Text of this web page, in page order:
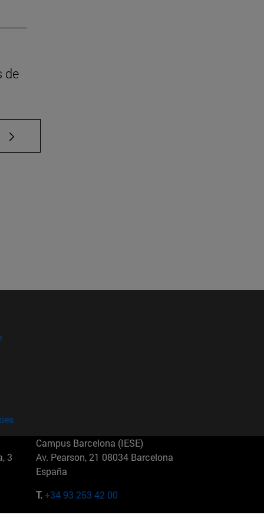
de
TAB para desplazarse.
3
Campus Barcelona (IESE)
Av. Pearson, 21 08034 Barcelona
España
T.+34 93 253 42 00